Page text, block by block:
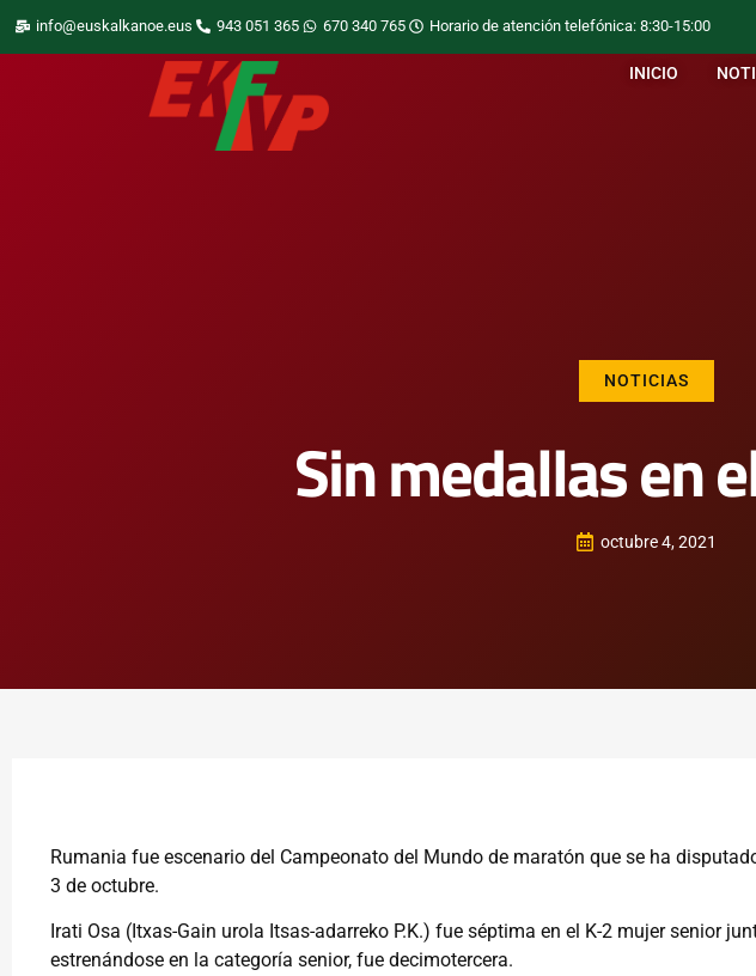
info@euskalkanoe.eus 943 051 365 670 340 765 Horario de atención telefónica: 8:30-15:00
INICIO
NOTICIAS
Sin medallas en
octubre 4, 2021
Rumania fue escenario del Campeonato del Mundo de maratón que se ha
3 de octubre.
Irati Osa (Itxas-Gain urola Itsas-adarreko P.K.) fue séptima en el K-2 mujer senior
estrenándose en la categoría senior, fue decimotercera.